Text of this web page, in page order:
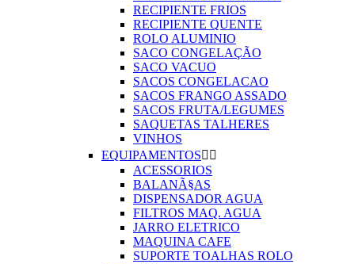
RECIPIENTE FRIOS
RECIPIENTE QUENTE
ROLO ALUMINIO
SACO CONGELAÇÃO
SACO VACUO
SACOS CONGELACAO
SACOS FRANGO ASSADO
SACOS FRUTA/LEGUMES
SAQUETAS TALHERES
VINHOS
EQUIPAMENTOS 
ACESSORIOS
BALANÃ§AS
DISPENSADOR AGUA
FILTROS MAQ. AGUA
JARRO ELETRICO
MAQUINA CAFE
SUPORTE TOALHAS ROLO